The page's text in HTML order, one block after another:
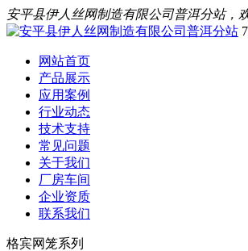
安平县伊人丝网制造有限公司普洱分站，
网站首页
产品展示
应用案例
行业动态
技术支持
常见问题
关于我们
厂房车间
企业资质
联系我们
格宾网笼系列